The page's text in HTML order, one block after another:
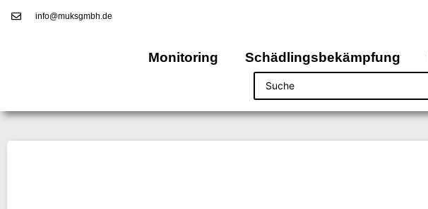
info@muksgmbh.de
Monitoring Schädlingsbekämpfung